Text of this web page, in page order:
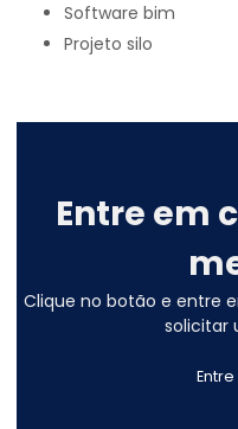
software bim
projeto silo
Entre em
Clique no botão e entre
solicitar